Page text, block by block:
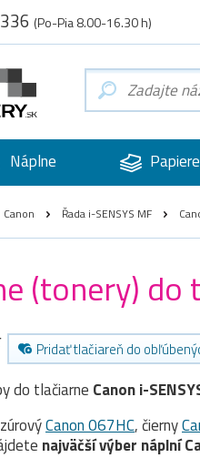
(Po-Pia 8.00-16.30 h)
Náplne Papiere
Canon Řada i-SENSYS MF
(tonery) do
Pridať tlačiareň do
do tlačiarne Canon i-
Canon 067HC, čierny
najväčší výber náplní